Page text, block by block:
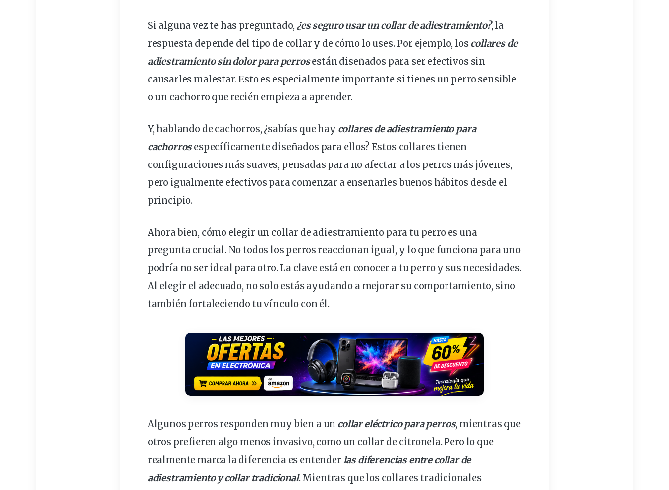
Si alguna vez te has preguntado,¿es seguro usar un collar de adiestramiento?, la
respuesta dependedel tipo de collar y de cómo lo uses. Por ejemplo, los collares de
adiestramiento sin dolor para perrosestán diseñados para ser efectivos sin
causarles malestar. Esto es especialmente importante si tienes un perro sensible
o un cachorro que recién empieza a aprender.
Y, hablando decachorros, ¿sabías que hay collares de adiestramiento para
cachorrosespecíficamente diseñados para ellos? Estos collares tienen
configuraciones más suaves, pensadas para no afectar a los perros más jóvenes,
pero igualmente efectivos para comenzar a enseñarles buenos hábitos desde el
principio.
Ahora bien, cómo elegir un collar de adiestramiento para tu perroes una
pregunta crucial. No todos los perros reaccionan igual, y lo que funciona para uno
podría no ser ideal para otro. La clave está en conocer a tu perro y sus necesidades.
Al elegir el adecuado, no solo estás ayudando a mejorar su comportamiento, sino
también fortaleciendo tu vínculo con él.
Algunos perros responden muy bien a un collar eléctrico para perros, mientras que
otros prefieren algo menos invasivo, como un collar de citronela. Pero lo que
realmente marca la diferencia es entender las diferencias entre collar de
adiestramiento y collar tradicional. Mientras que los collares tradicionales